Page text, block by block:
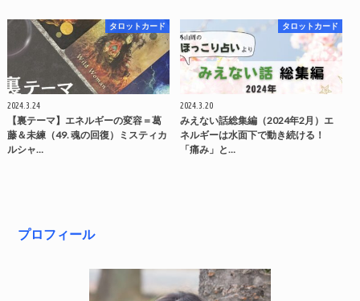
タロットカード
2024.3.24
【裏テーマ】エネルギーの変容＝葛
藤＆未練（49. 魂の回復）ミスティカ
ルシャ…
タロットカード
2024.3.20
みえない話総集編（2024年2月）エ
ネルギーは水面下で動き続ける！
「痛み」と…
プロフィール